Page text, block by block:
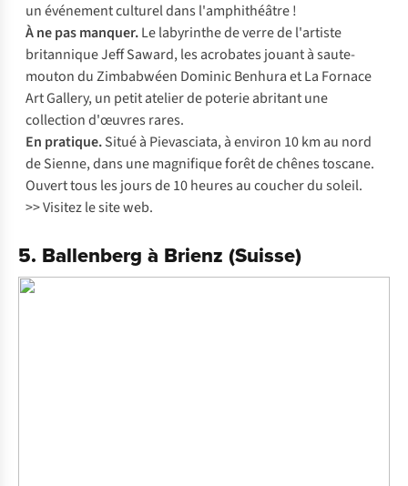
un événement culturel dans l'amphithéâtre !
À ne pas manquer.Le labyrinthe de verre de l'artiste
britannique Jeff Saward, les acrobates jouant à saute-
mouton du Zimbabwéen Dominic Benhura et La Fornace
Art Gallery, un petit atelier de poterie abritant une
collection d'œuvres rares.
En pratique.Situé à Pievasciata, à environ 10 km au nord
de Sienne, dans une magnifique forêt de chênes toscane.
Ouvert tous les jours de 10 heures au coucher du soleil.
>> Visitez lesite web.
5. Ballenberg à Brienz (Suisse)